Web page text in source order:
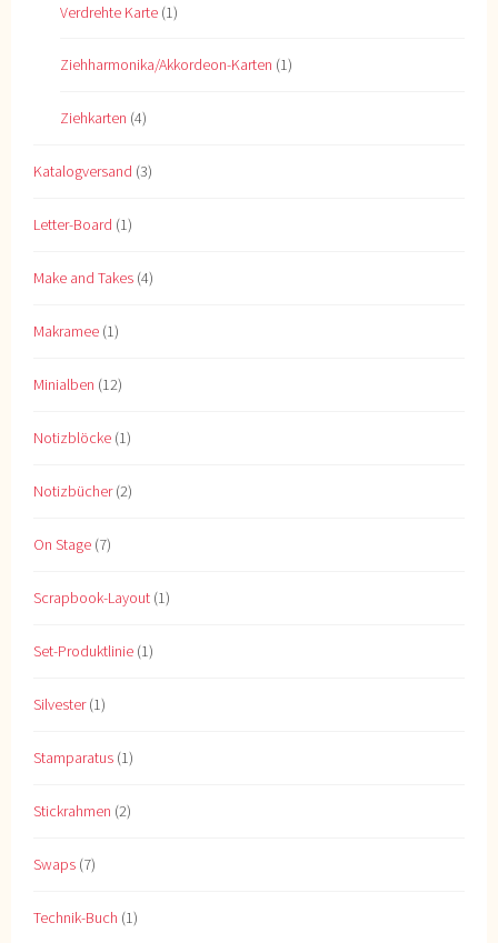
Verdrehte Karte (1)
Ziehharmonika/Akkordeon-Karten (1)
Ziehkarten (4)
Katalogversand (3)
Letter-Board (1)
Make and Takes (4)
Makramee (1)
Minialben (12)
Notizblöcke (1)
Notizbücher(2)
On Stage (7)
Scrapbook-Layout (1)
Set-Produktlinie (1)
Silvester(1)
Stamparatus (1)
Stickrahmen (2)
Swaps (7)
Technik-Buch (1)